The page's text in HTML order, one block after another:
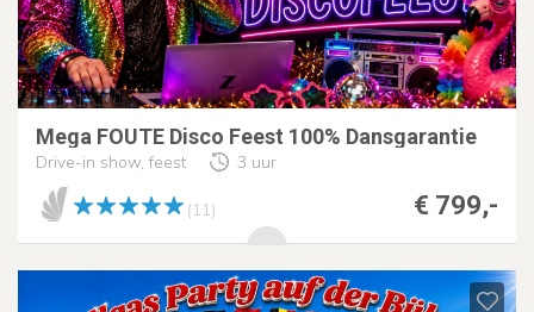
Mega FOUTE Disco Feest 100% Dansgarantie
Drive-in show, feest 3 uur
€ 799,-
(11)